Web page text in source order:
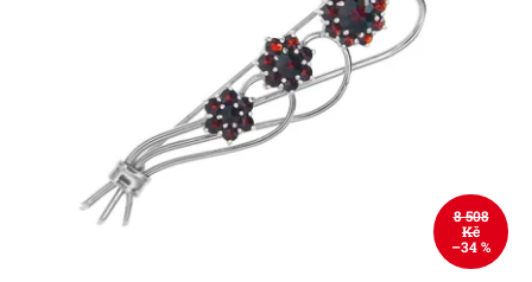
8 508
Kč
–34 %